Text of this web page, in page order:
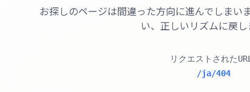
お探しのページは間違った方向に進んでしまい
い、正しいリズムに戻し
リクエストされたURL
/ja/404